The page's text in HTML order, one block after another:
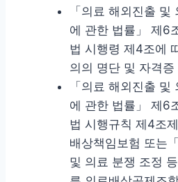
「의료 해외진출
에 관한 법률」 제6
법 시행령 제4조에
의의 명단 및 자격증
「의료 해외진출
에 관한 법률」 제6
법 시행규칙 제4조
배상책임보험 또는
및 의료 분쟁 조정